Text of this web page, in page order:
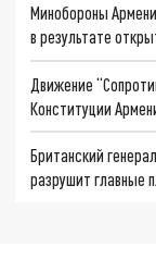
Минобороны
в результате
Движение
Конституции
Британский
разрушит главные